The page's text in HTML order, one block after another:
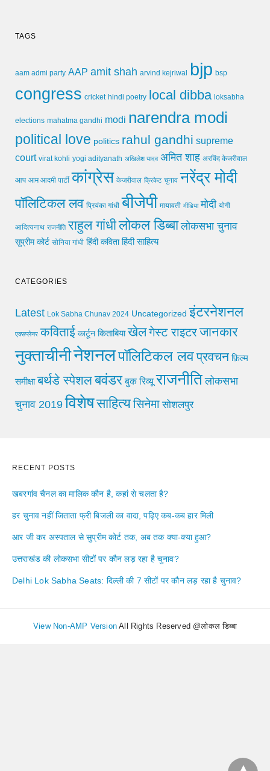
TAGS
aam admi party AAP amit shah arvind kejriwal bjp bsp
congress cricket hindi poetry local dibba loksabha
elections mahatma gandhi modi narendra modi
political love politics rahul gandhi supreme
court virat kohli yogi adityanath अखिलेश यादव अमित शाह अरविंद केजरीवाल
आप आम आदमी पार्टी कांग्रेस केजरीवाल क्रिकेट चुनाव नरेंद्र मोदी
पॉलिटिकल लव प्रियंका गांधी बीजेपी मायावती मीडिया मोदी योगी
आदित्यनाथ राजनीति राहुल गांधीलोकल डिब्बा लोकसभा चुनाव
सुप्रीम कोर्ट सोनिया गांधी हिंदी कविता हिंदी साहित्य
CATEGORIES
Latest Lok Sabha Chunav 2024 Uncategorized इंटरनेशनल
एक्सप्लेनर कविताई कार्टून किताबिया खेलगेस्ट राइटरजानकार
नुक्ताचीनीनेशनलपॉलिटिकल लवप्रवचन फ़िल्म
समीक्षा बर्थडे स्पेशलबवंडर बुक रिव्यू राजनीति लोकसभा
चुनाव 2019 विशेषसाहित्यसिनेमा सोशलपुर
RECENT POSTS
खबरगांव चैनल का मालिक कौन है, कहां से चलता है?
हर चुनाव नहीं जिताता फ्री बिजली का वादा, पढ़िए कब-कब हार मिली
आर जी कर अस्पताल से सुप्रीम कोर्ट तक, अब तक क्या-क्या हुआ?
उत्तराखंड की लोकसभा सीटों पर कौन लड़ रहा है चुनाव?
Delhi Lok Sabha Seats: दिल्ली की 7 सीटों पर कौन लड़ रहा है चुनाव?
View Non-AMP Version All Rights Reserved @लोकल डिब्बा